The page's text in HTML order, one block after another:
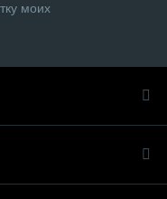
моих